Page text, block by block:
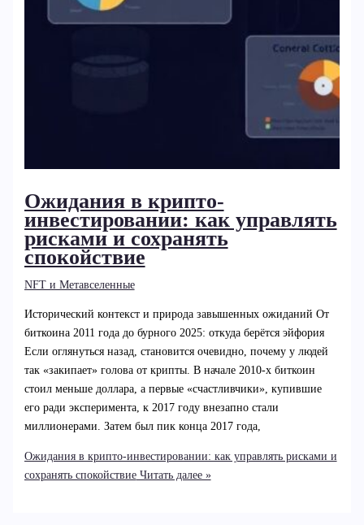
Ожидания в крипто-
инвестировании: как управлять
рисками и сохранять
спокойствие
NFT и Метавселенные
Исторический контекст и природа завышенных ожиданий От
биткоина 2011 года до бурного 2025: откуда берётся эйфория
Если оглянуться назад, становится очевидно, почему у людей
так «закипает» голова от крипты. В начале 2010‑х биткоин
стоил меньше доллара, а первые «счастливчики», купившие
его ради эксперимента, к 2017 году внезапно стали
миллионерами. Затем был пик конца 2017 года,
Ожидания в крипто-инвестировании: как управлять рисками и
сохранять спокойствиеЧитать далее »